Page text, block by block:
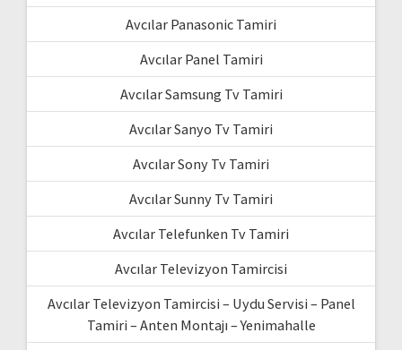
Avcılar Panasonic Tamiri
Avcılar Panel Tamiri
Avcılar Samsung Tv Tamiri
Avcılar Sanyo Tv Tamiri
Avcılar Sony Tv Tamiri
Avcılar Sunny Tv Tamiri
Avcılar Telefunken Tv Tamiri
Avcılar Televizyon Tamircisi
Avcılar Televizyon Tamircisi – Uydu Servisi – Panel
Tamiri – Anten Montajı – Yenimahalle